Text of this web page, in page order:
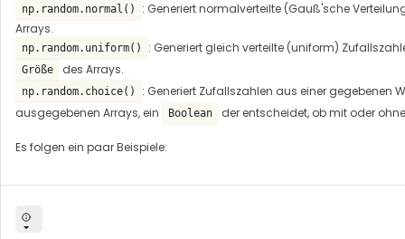
np.random.normal()
: Generiert normalverteilte (Gauß'sche
Arrays.
np.random.uniform() : Generiert gleich verteilte (uniform)
Größe des Arrays.
np.random.choice()
: Generiert Zufallszahlen aus einer gegebenen
ausgegebenen Arrays, ein
Boolean der entscheidet, ob mit oder
Es folgen ein paar Beispiele: